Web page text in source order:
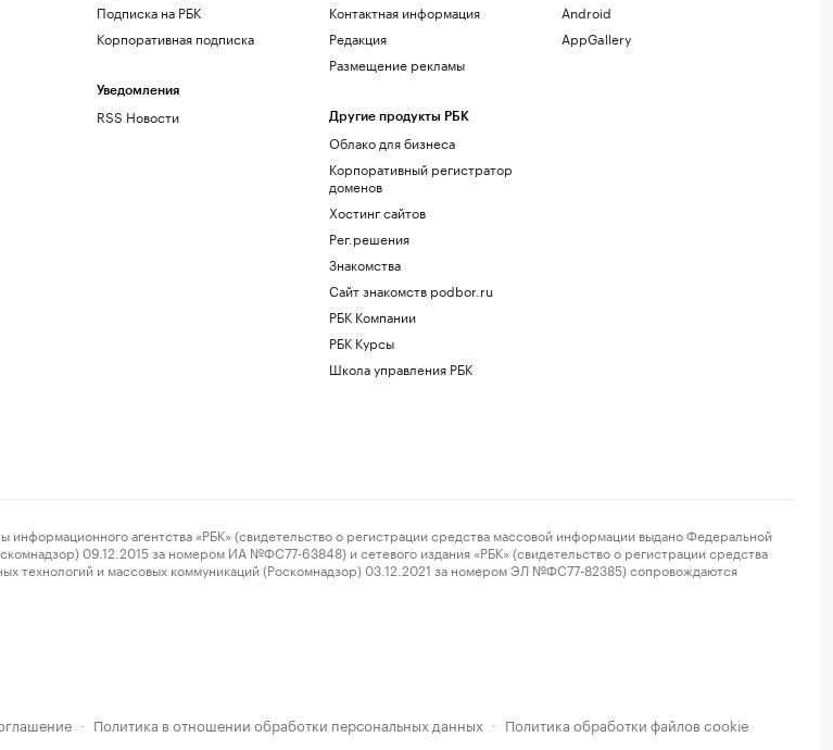
Подписка на РБК
Корпоративная подписка
Уведомления
RSS Новости
Контактная информация
Редакция
Размещение рекламы
Другие продукты РБК
Облако для бизнеса
Корпоративный регистратор
доменов
Хостинг сайтов
Рег.решения
Знакомства
Сайт знакомств podbor.ru
РБК Компании
РБК Курсы
Школа управления РБК
Android
AppGallery
агентства «РБК» (свидетельство о регистрации средства массовой информации выдано Федеральной
09.12.2015 за номером ИА №ФС77-63848) и сетевого издания «РБК» (свидетельство о регистрации средства
технологий и массовых коммуникаций (Роскомнадзор) 03.12.2021 за номером ЭЛ №ФС77-82385) сопровождаются
· Политика в отношении обработки персональных данных · Политика обработки файлов cookie